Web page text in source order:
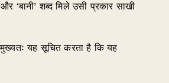
‘बानी’ शब्द मिले उसी प्रकार साखी
यह सूचित करता है कि यह